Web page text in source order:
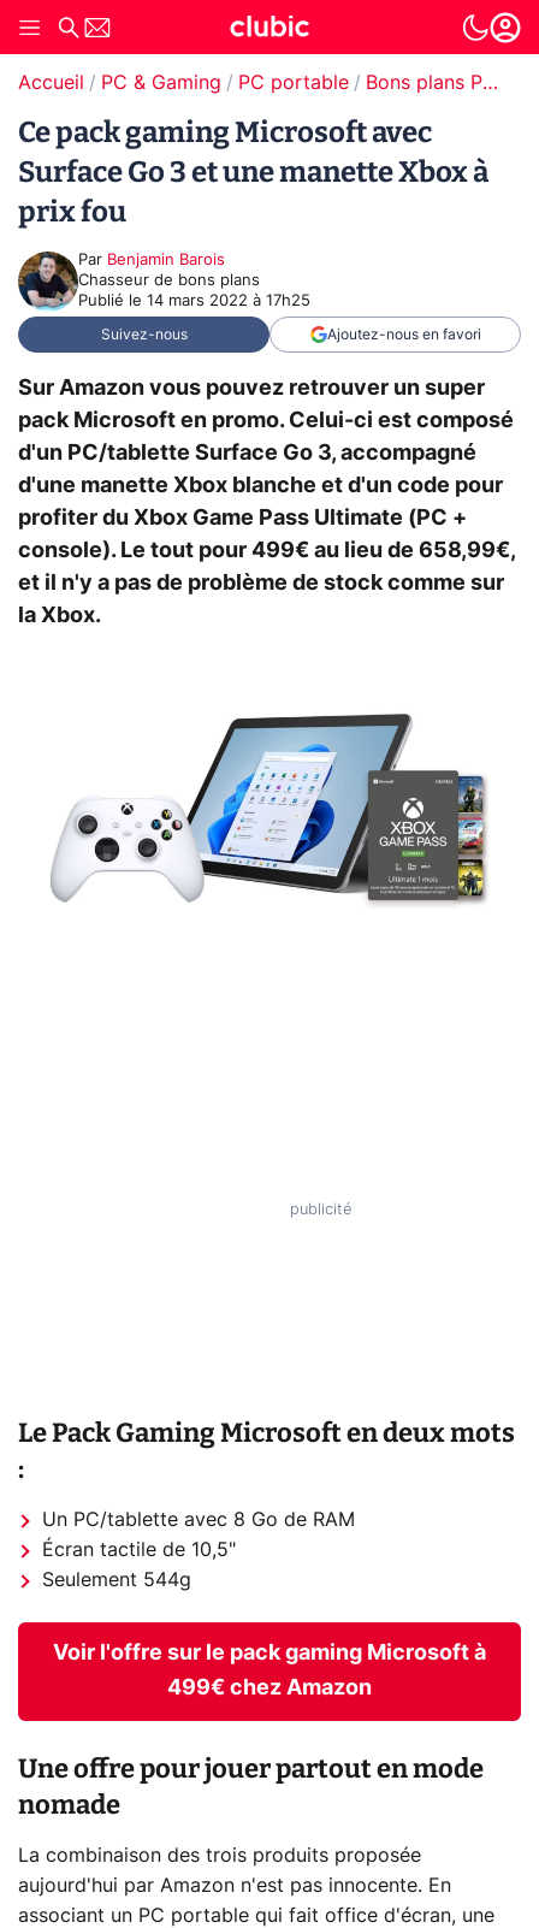
Accueil PC & Gaming PC portable Bons plans PC portable
Ce pack gaming Microsoft avec
Surface Go 3 et une manette Xbox à
prix fou
Par Benjamin Barois
Chasseur de bons plans
Publié le 14 mars 2022 à 17h25
Suivez-nous Ajoutez-nous en favori
Sur Amazon vous pouvez retrouver un super
pack Microsoft en promo. Celui-ci est composé
d'un PC/tablette Surface Go 3, accompagné
d'une manette Xbox blanche et d'un code pour
profiter du Xbox Game Pass Ultimate (PC +
console). Le tout pour 499€ au lieu de 658,99€,
et il n'y a pas de problème de stock comme sur
la Xbox.
Le Pack Gaming Microsoft en deux mots
:
Un PC/tablette avec 8 Go de RAM
Écran tactile de 10,5"
Seulement 544g
Voir l'offre sur le pack gaming Microsoft à
499€ chez Amazon
Une offre pour jouer partout en mode
nomade
La combinaison des trois produits proposée
aujourd'hui par Amazon n'est pas innocente. En
associant un PC portable qui fait office d'écran, une